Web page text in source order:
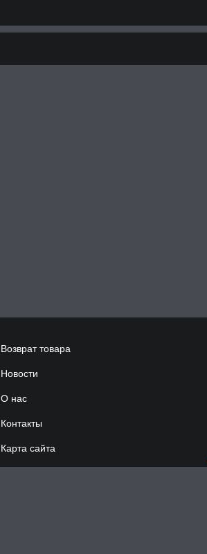
Возврат товара
Новости
О нас
Контакты
Карта сайта